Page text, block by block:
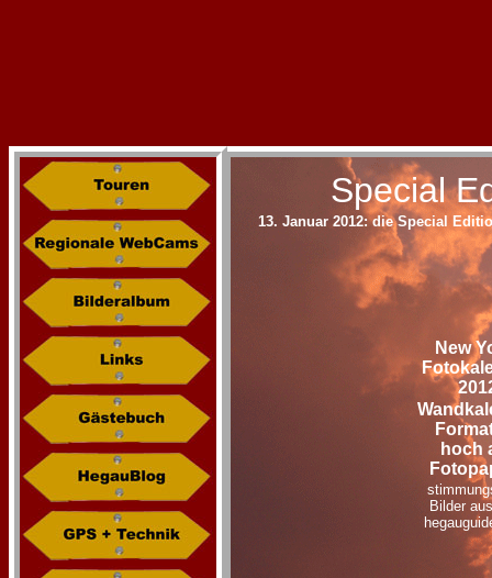
Special
13. Januar 2012: die Special
New
hoch
Bilder